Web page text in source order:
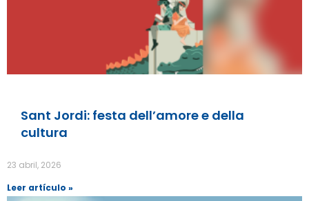
Sant Jordi: festa dell’amore e della
cultura
23 abril, 2026
Leer artículo »